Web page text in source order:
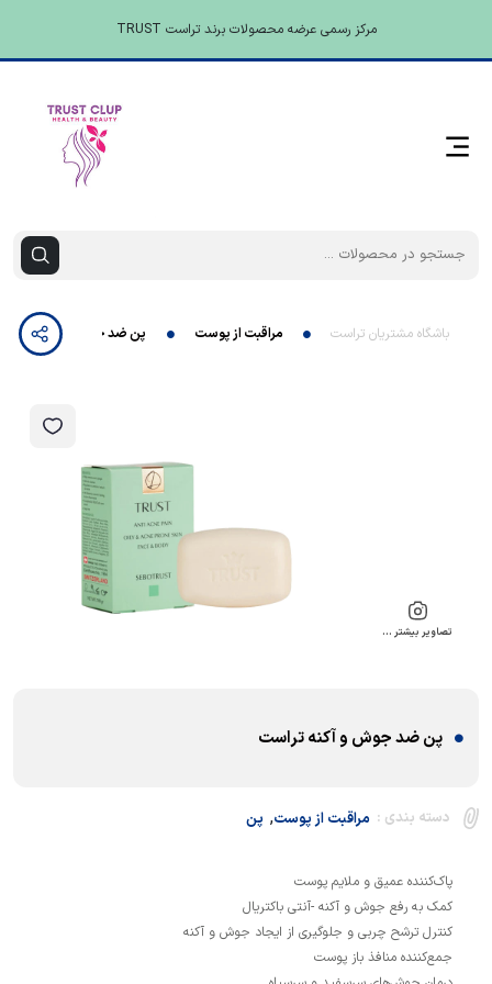
مرکز رسمی عرضه محصولات برند تراست TRUST
باشگاه مشتریان تراست مراقبت از پوست پن ضد جوش و آکنه تراست
تصاویر بیشتر …
پن ضد جوش و آکنه تراست
دسته بندی : مراقبت از پوست, پن